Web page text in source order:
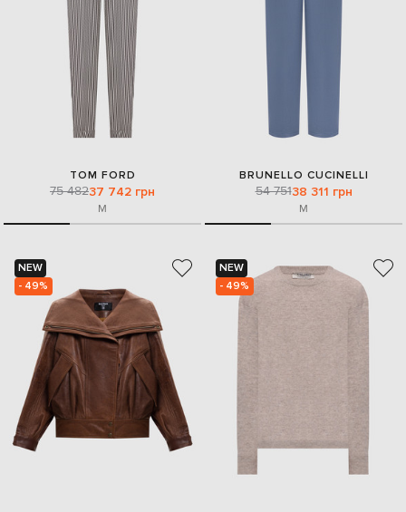
TOM FORD
75 48237 742 грн
M
BRUNELLO CUCINELLI
54 75138 311 грн
M
NEW
- 49%
NEW
- 49%